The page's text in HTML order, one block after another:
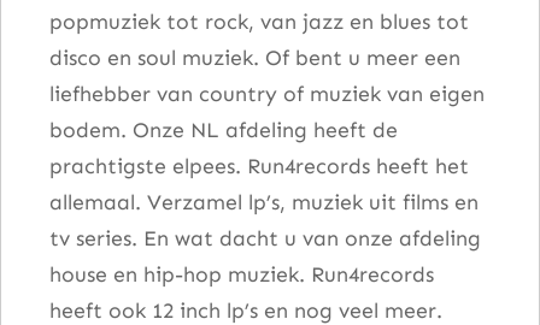
popmuziek tot rock, van jazz en blues tot
disco en soul muziek. Of bent u meer een
liefhebber van country of muziek van eigen
bodem. Onze NL afdeling heeft de
prachtigste elpees. Run4records heeft het
allemaal. Verzamel lp’s, muziek uit films en
tv series. En wat dacht u van onze afdeling
house en hip-hop muziek. Run4records
heeft ook 12 inch lp’s en nog veel meer.